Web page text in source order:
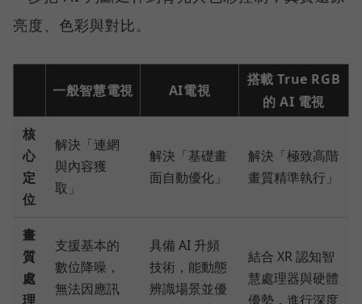
亮度、色彩與對比。
一般智慧電視 AI電視
搭載 True RGB
的 AI 電視
核
心
定
位
解決「連網
與內容獲
取」
解決「基礎畫
面自動優化」
解決「極致高階
畫質精準執行」
畫
質
處
理
支援基本的
數位降噪，
無法因應訊
具備 AI 升頻
技術，能動態
辨識場景並優
結合 XR 認知智
慧處理器與硬體
優勢，進行深度